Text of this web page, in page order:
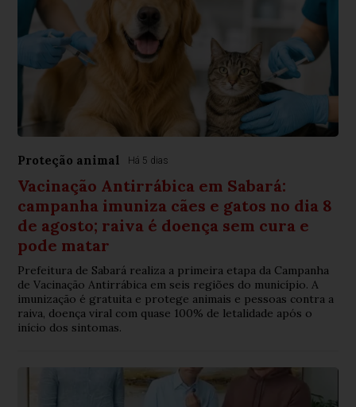
Proteção animal Há 5 dias
Vacinação Antirrábica em Sabará:
campanha imuniza cães e gatos no dia 8
de agosto; raiva é doença sem cura e
pode matar
Prefeitura de Sabará realiza a primeira etapa da Campanha
de Vacinação Antirrábica em seis regiões do município. A
imunização é gratuita e protege animais e pessoas contra a
raiva, doença viral com quase 100% de letalidade após o
início dos sintomas.